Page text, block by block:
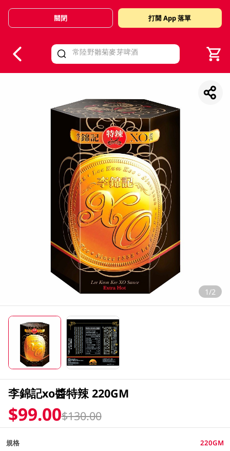
Valid Until 30 June 2026
關閉 打開 App 落單
1/2
李錦記xo醬特辣 220GM
$99.00$130.00
規格 220GM